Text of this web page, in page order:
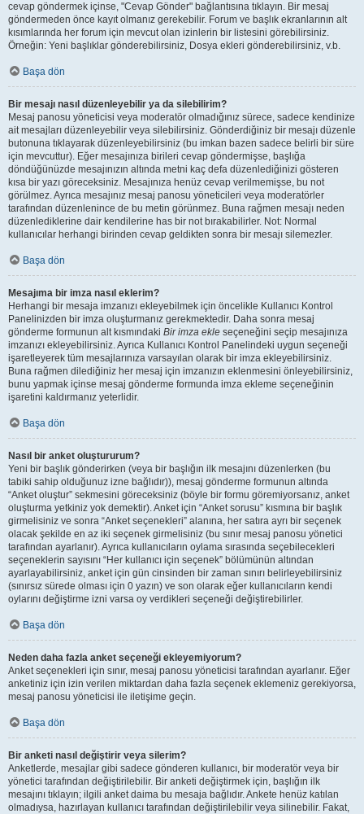
cevap göndermek içinse, "Cevap Gönder" bağlantısına tıklayın. Bir mesaj
göndermeden önce kayıt olmanız gerekebilir. Forum ve başlık ekranlarının alt
kısımlarında her forum için mevcut olan izinlerin bir listesini görebilirsiniz.
Örneğin: Yeni başlıklar gönderebilirsiniz, Dosya ekleri gönderebilirsiniz, v.b.
Başa dön
Bir mesajı nasıl düzenleyebilir ya da silebilirim?
Mesaj panosu yöneticisi veya moderatör olmadığınız sürece, sadece kendinize
ait mesajları düzenleyebilir veya silebilirsiniz. Gönderdiğiniz bir mesajı düzenle
butonuna tıklayarak düzenleyebilirsiniz (bu imkan bazen sadece belirli bir süre
için mevcuttur). Eğer mesajınıza birileri cevap göndermişse, başlığa
döndüğünüzde mesajınızın altında metni kaç defa düzenlediğinizi gösteren
kısa bir yazı göreceksiniz. Mesajınıza henüz cevap verilmemişse, bu not
görülmez. Ayrıca mesajınız mesaj panosu yöneticileri veya moderatörler
tarafından düzenlenince de bu metin görünmez. Buna rağmen mesajı neden
düzenlediklerine dair kendilerine has bir not bırakabilirler. Not: Normal
kullanıcılar herhangi birinden cevap geldikten sonra bir mesajı silemezler.
Başa dön
Mesajıma bir imza nasıl eklerim?
Herhangi bir mesaja imzanızı ekleyebilmek için öncelikle Kullanıcı Kontrol
Panelinizden bir imza oluşturmanız gerekmektedir. Daha sonra mesaj
gönderme formunun alt kısmındaki Bir imza ekle seçeneğini seçip mesajınıza
imzanızı ekleyebilirsiniz. Ayrıca Kullanıcı Kontrol Panelindeki uygun seçeneği
işaretleyerek tüm mesajlarınıza varsayılan olarak bir imza ekleyebilirsiniz.
Buna rağmen dilediğiniz her mesaj için imzanızın eklenmesini önleyebilirsiniz,
bunu yapmak içinse mesaj gönderme formunda imza ekleme seçeneğinin
işaretini kaldırmanız yeterlidir.
Başa dön
Nasıl bir anket oluştururum?
Yeni bir başlık gönderirken (veya bir başlığın ilk mesajını düzenlerken (bu
tabiki sahip olduğunuz izne bağlıdır)), mesaj gönderme formunun altında
“Anket oluştur” sekmesini göreceksiniz (böyle bir formu göremiyorsanız, anket
oluşturma yetkiniz yok demektir). Anket için “Anket sorusu” kısmına bir başlık
girmelisiniz ve sonra “Anket seçenekleri” alanına, her satıra ayrı bir seçenek
olacak şekilde en az iki seçenek girmelisiniz (bu sınır mesaj panosu yönetici
tarafından ayarlanır). Ayrıca kullanıcıların oylama sırasında seçebilecekleri
seçeneklerin sayısını “Her kullanıcı için seçenek” bölümünün altından
ayarlayabilirsiniz, anket için gün cinsinden bir zaman sınırı belirleyebilirsiniz
(sınırsız sürede olması için 0 yazın) ve son olarak eğer kullanıcıların kendi
oylarını değiştirme izni varsa oy verdikleri seçeneği değiştirebilirler.
Başa dön
Neden daha fazla anket seçeneği ekleyemiyorum?
Anket seçenekleri için sınır, mesaj panosu yöneticisi tarafından ayarlanır. Eğer
anketiniz için izin verilen miktardan daha fazla seçenek eklemeniz gerekiyorsa,
mesaj panosu yöneticisi ile iletişime geçin.
Başa dön
Bir anketi nasıl değiştirir veya silerim?
Anketlerde, mesajlar gibi sadece gönderen kullanıcı, bir moderatör veya bir
yönetici tarafından değiştirilebilir. Bir anketi değiştirmek için, başlığın ilk
mesajını tıklayın; ilgili anket daima bu mesaja bağlıdır. Ankete henüz katılan
olmadıysa, hazırlayan kullanıcı tarafından değiştirilebilir veya silinebilir. Fakat,